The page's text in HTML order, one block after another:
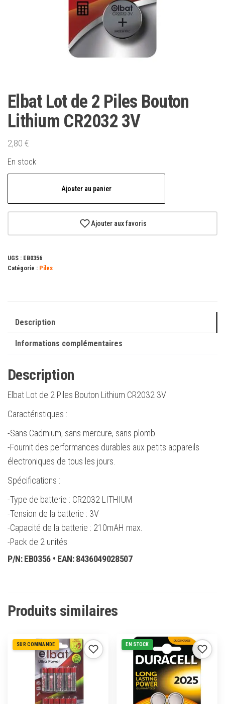
Elbat Lot de 2 Piles Bouton
Lithium CR2032 3V
2,80 €
En stock
de
Piles
3V
Ajouter au panier
Ajouter aux favoris
UGS : EB0356
Catégorie : Piles
Description
Informations complémentaires
Description
Elbat Lot de 2 Piles Bouton Lithium CR2032 3V
Caractéristiques :
-Sans Cadmium, sans mercure, sans plomb.
-Fournit des performances durables aux petits appareils
électroniques de tous les jours.
Spécifications :
-Type de batterie : CR2032 LITHIUM
-Tension de la batterie : 3V
-Capacité de la batterie : 210mAH max.
-Pack de 2 unités
P/N:EB0356 • EAN:8436049028507
Produits similaires
SUR COMMANDE EN STOCK